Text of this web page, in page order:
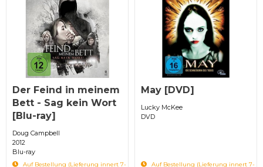
Der Feind in meinem
Bett - Sag kein Wort
[Blu-ray]
Doug Campbell
2012
Blu-ray
Auf Bestellung (Lieferung innert 7-
May [DVD]
Lucky McKee
DVD
Auf Bestellung (Lieferung innert 7-